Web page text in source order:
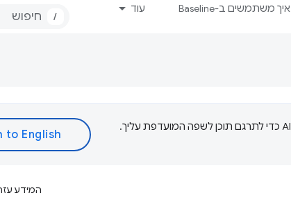
איך משתמשים ב-Baseline עוד
/
‫Google משתמשת בטכנולוגיית AI כדי לתרגם תוכן לשפה המועדפת עליך.
המידע